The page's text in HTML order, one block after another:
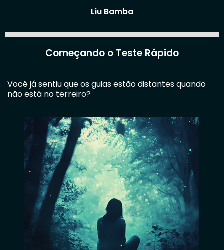
Liu Bamba
Começando o Teste Rápido
Você já sentiu que os guias estão distantes quando
não está no terreiro?